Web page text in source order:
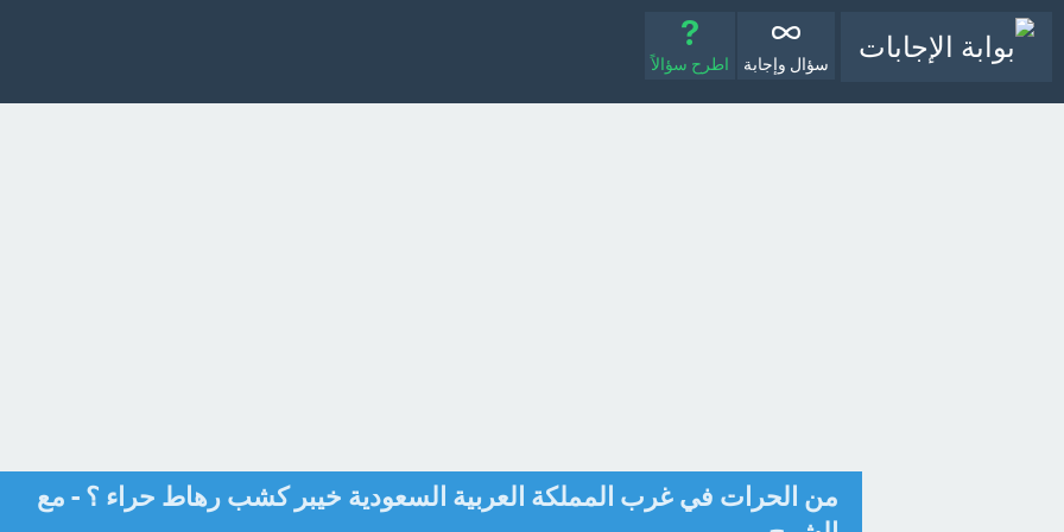
سؤال وإجابة اطرح سؤالاً
من الحرات في غرب المملكة العربية السعودية خيبر كشب رهاط حراء ؟ - مع